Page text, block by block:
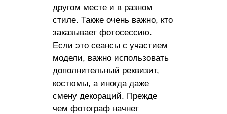
другом месте и в разном
стиле. Также очень важно, кто
заказывает фотосессию.
Если это сеансы с участием
модели, важно использовать
дополнительный реквизит,
костюмы, а иногда даже
смену декораций. Прежде
чем фотограф начнет